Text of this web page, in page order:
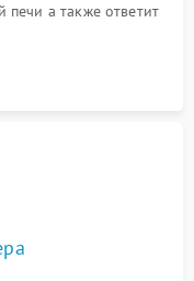
а также ответит